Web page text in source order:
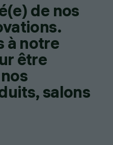
de nos
à notre
être
salons